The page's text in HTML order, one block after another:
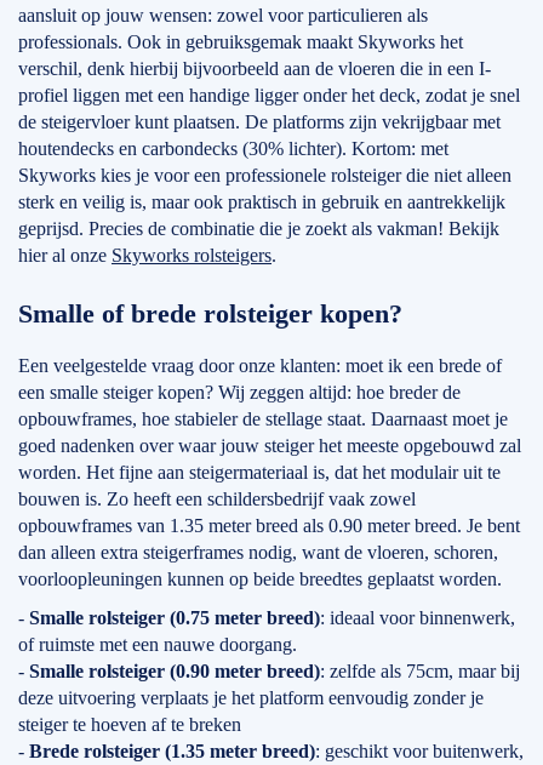
aansluit op jouw wensen: zowel voor particulieren als
professionals. Ook in gebruiksgemak maakt Skyworks het
verschil, denk hierbij bijvoorbeeld aan de vloeren die in een I-
profiel liggen met een handige ligger onder het deck, zodat je snel
de steigervloer kunt plaatsen. De platforms zijn vekrijgbaar met
houtendecks en carbondecks (30% lichter). Kortom: met
Skyworks kies je voor een professionele rolsteiger die niet alleen
sterk en veilig is, maar ook praktisch in gebruik en aantrekkelijk
geprijsd. Precies de combinatie die je zoekt als vakman! Bekijk
hier al onze Skyworks rolsteigers.
Smalle of brede rolsteiger kopen?
Een veelgestelde vraag door onze klanten: moet ik een brede of
een smalle steiger kopen? Wij zeggen altijd: hoe breder de
opbouwframes, hoe stabieler de stellage staat. Daarnaast moet je
goed nadenken over waar jouw steiger het meeste opgebouwd zal
worden. Het fijne aan steigermateriaal is, dat het modulair uit te
bouwen is. Zo heeft een schildersbedrijf vaak zowel
opbouwframes van 1.35 meter breed als 0.90 meter breed. Je bent
dan alleen extra steigerframes nodig, want de vloeren, schoren,
voorloopleuningen kunnen op beide breedtes geplaatst worden.
- Smalle rolsteiger (0.75 meter breed): ideaal voor binnenwerk,
of ruimste met een nauwe doorgang.
- Smalle rolsteiger (0.90 meter breed): zelfde als 75cm, maar bij
deze uitvoering verplaats je het platform eenvoudig zonder je
steiger te hoeven af te breken
- Brede rolsteiger (1.35 meter breed): geschikt voor buitenwerk,